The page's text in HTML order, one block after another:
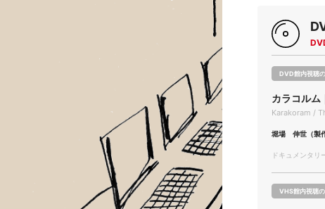
DVD館内視聴
カラコル
Karakoram /
堀場 伸世（製作
ドキュメンタ
VHS館内視聴